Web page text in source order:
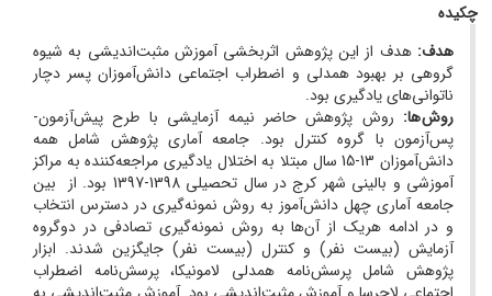
چکیده
هدف: هدف از این پژوهش اثربخشی آموزش مثبت‌اندیشی به شیوه
گروهی بر بهبود همدلی و اضطراب اجتماعی دانش‌آموزان پسر دچار
ناتوانی‌های یادگیری بود.
روش ها: روش پژوهش حاضر نیمه آزمایشی با طرح پیش‌آزمون-
پس‌آزمون با گروه کنترل بود. جامعه آماری پژوهش شامل همه
دانش‌آموزان 13-15 سال مبتلا به اختلال یادگیری مراجعه‌کننده به مراکز
آموزشی و بالینی شهر کرج در سال تحصیلی 1398-1397 بود. از بین
جامعه آماری چهل دانش‌آموز به روش نمونه‌گیری در دسترس انتخاب
و در ادامه هر‌یک از آن‌ها به روش نمونه‌گیری تصادفی در دوگروه
آزمایش (بیست نفر) و کنترل (بیست نفر) جایگزین شدند. ابزار
پژوهش شامل پرسش‌نامه همدلی لامونیکا، پرسش‌نامه اضطراب